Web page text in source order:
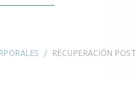
RECUPERACIÓN